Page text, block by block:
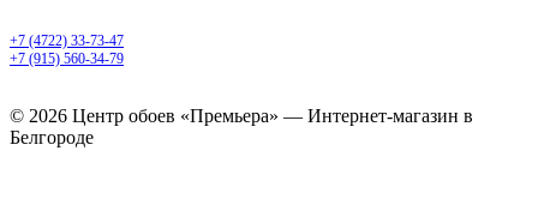
+7 (4722) 33-73-47
+7 (915) 560-34-79
© 2026 Центр обоев «Премьера» — Интернет-магазин в
Белгороде